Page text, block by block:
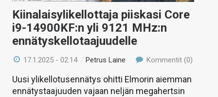
Kiinalaisylikellottaja piiskasi Core
i9-14900KF:n yli 9121 MHz:n
ennätyskellotaajuudelle
17.1.2025 - 02:14 /Petrus Laine Kommentit (0)
Uusi ylikellotusennätys ohitti Elmorin aiemman
ennätystaajuuden vajaan neljän megahertsin